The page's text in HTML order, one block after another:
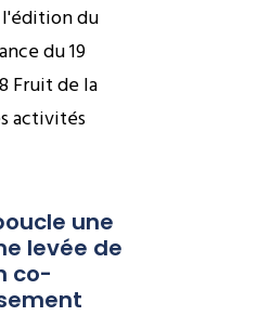
du
du 19
Fruit de la
activités
une
levée de
co-